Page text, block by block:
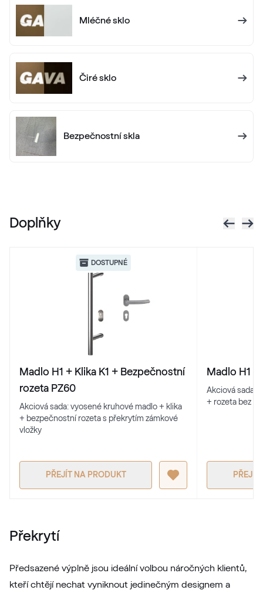
RAL 1018
RAL 1019
RAL 1021
RAL 1024
RAL 1024
RAL 1026
RAL 1028
Mléčné sklo
Čiré sklo
Bezpečnostní skla
Doplňky
DOSTUPNÉ
Madlo H1 + Klika K1 + Bezpečnostní
rozeta PZ60
Akciová sada: vyosené kruhové madlo + klika
+ bezpečnostní rozeta s překrytím zámkové
vložky
PŘEJÍT NA PRODUKT
Madlo H1 +
Akciová sada:
+ rozeta bez
PŘEJÍT
Překrytí
Předsazené výplně jsou ideální volbou náročných klientů,
kteří chtějí nechat vyniknout jedinečným designem a